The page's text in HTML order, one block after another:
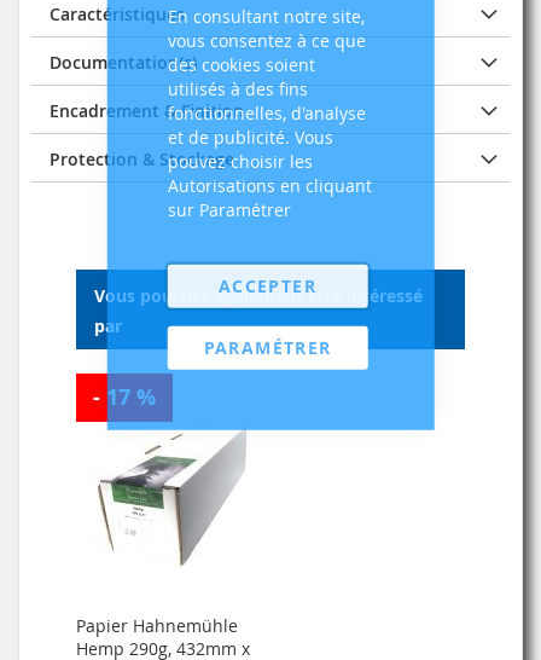
En consultant notre site,
vous consentez à ce que
des cookies soient
utilisés à des fins
fonctionnelles, d'analyse
et de publicité. Vous
pouvez choisir les
Autorisations en cliquant
sur Paramétrer
ACCEPTER
PARAMÉTRER
Caractéristiques
Documentation(s)
Encadrement & Finition
Protection & Stockage
Vous pourriez également être intéressé
par
- 17 %
Papier Hahnemühle
Hemp 290g, 432mm x